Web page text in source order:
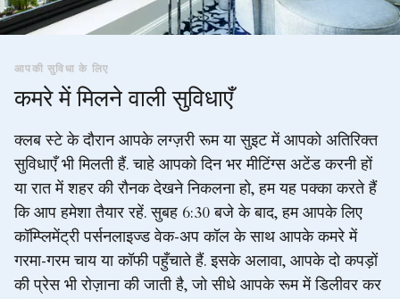
आपकी सुविधा के लिए
कमरे में मिलने वाली सुविधाएँ
क्लब स्टे के दौरान आपके लग्ज़री रूम या सुइट में आपको अतिरिक्त
सुविधाएँ भी मिलती हैं. चाहे आपको दिन भर मीटिंग्स अटेंड करनी हों
या रात में शहर की रौनक देखने निकलना हो, हम यह पक्का करते हैं
कि आप हमेशा तैयार रहें. सुबह 6:30 बजे के बाद, हम आपके लिए
कॉम्प्लिमेंट्री पर्सनलाइज्ड वेक-अप कॉल के साथ आपके कमरे में
गरमा-गरम चाय या कॉफी पहुँचाते हैं. इसके अलावा, आपके दो कपड़ों
की प्रेस भी रोज़ाना की जाती है, जो सीधे आपके रूम में डिलीवर कर